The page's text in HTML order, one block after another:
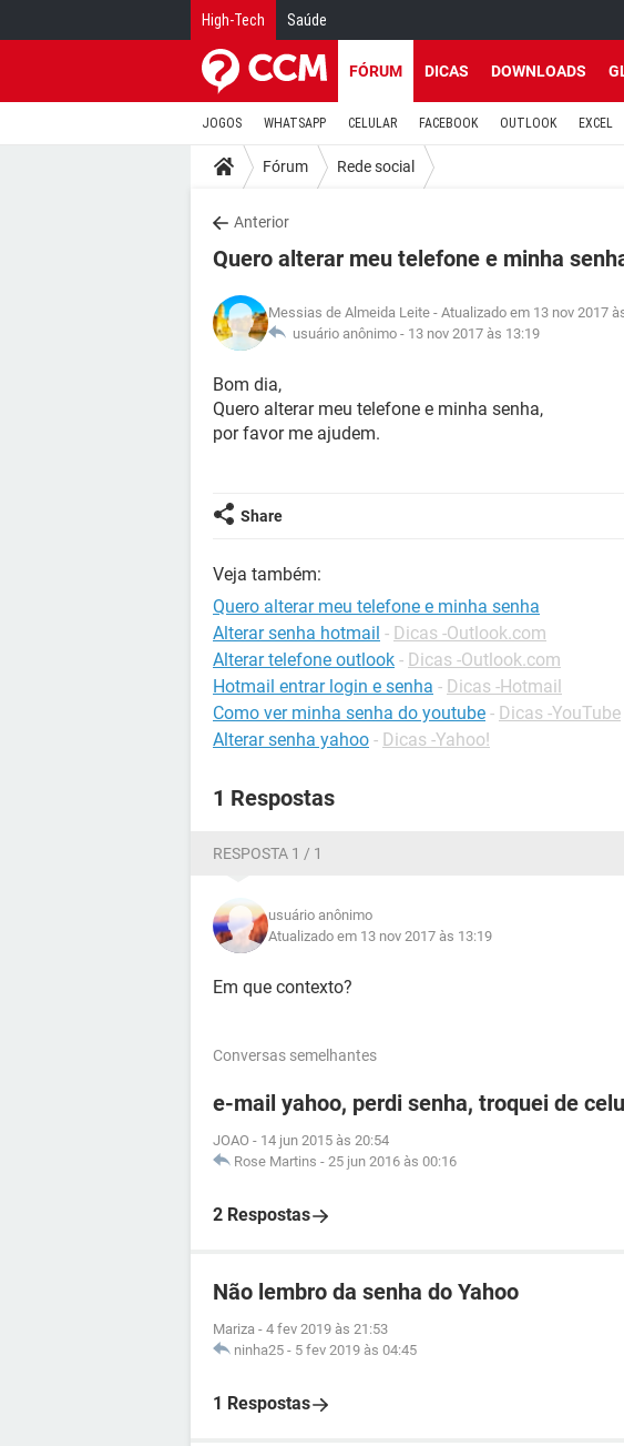
High-Tech Saúde
FÓRUM DICAS DOWNLOADS
JOGOS WHATSAPP CELULAR FACEBOOK OUTLOOK EXCEL
Fórum Rede social
Anterior
Quero alterar meu telefone e minha
Messias de Almeida Leite - Atualizado em 13 nov 2017
usuário anônimo - 13 nov 2017 às 13:19
Bom dia,
Quero alterar meu telefone e minha senha,
por favor me ajudem.
Share
Veja também:
Quero alterar meu telefone e minha senha
Alterar senha hotmail - Dicas -Outlook.com
Alterar telefone outlook - Dicas -Outlook.com
Hotmail entrar login e senha - Dicas -Hotmail
Como ver minha senha do youtube - Dicas -YouTube
Alterar senha yahoo - Dicas -Yahoo!
1 Respostas
RESPOSTA 1 / 1
usuário anônimo
Atualizado em 13 nov 2017 às 13:19
Em que contexto?
Conversas semelhantes
e-mail yahoo, perdi senha, troquei de
JOAO - 14 jun 2015 às 20:54
Rose Martins - 25 jun 2016 às 00:16
2 Respostas
Não lembro da senha do Yahoo
Mariza - 4 fev 2019 às 21:53
ninha25 - 5 fev 2019 às 04:45
1 Respostas